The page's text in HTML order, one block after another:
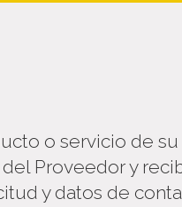
o servicio de su
Proveedor y
y datos de